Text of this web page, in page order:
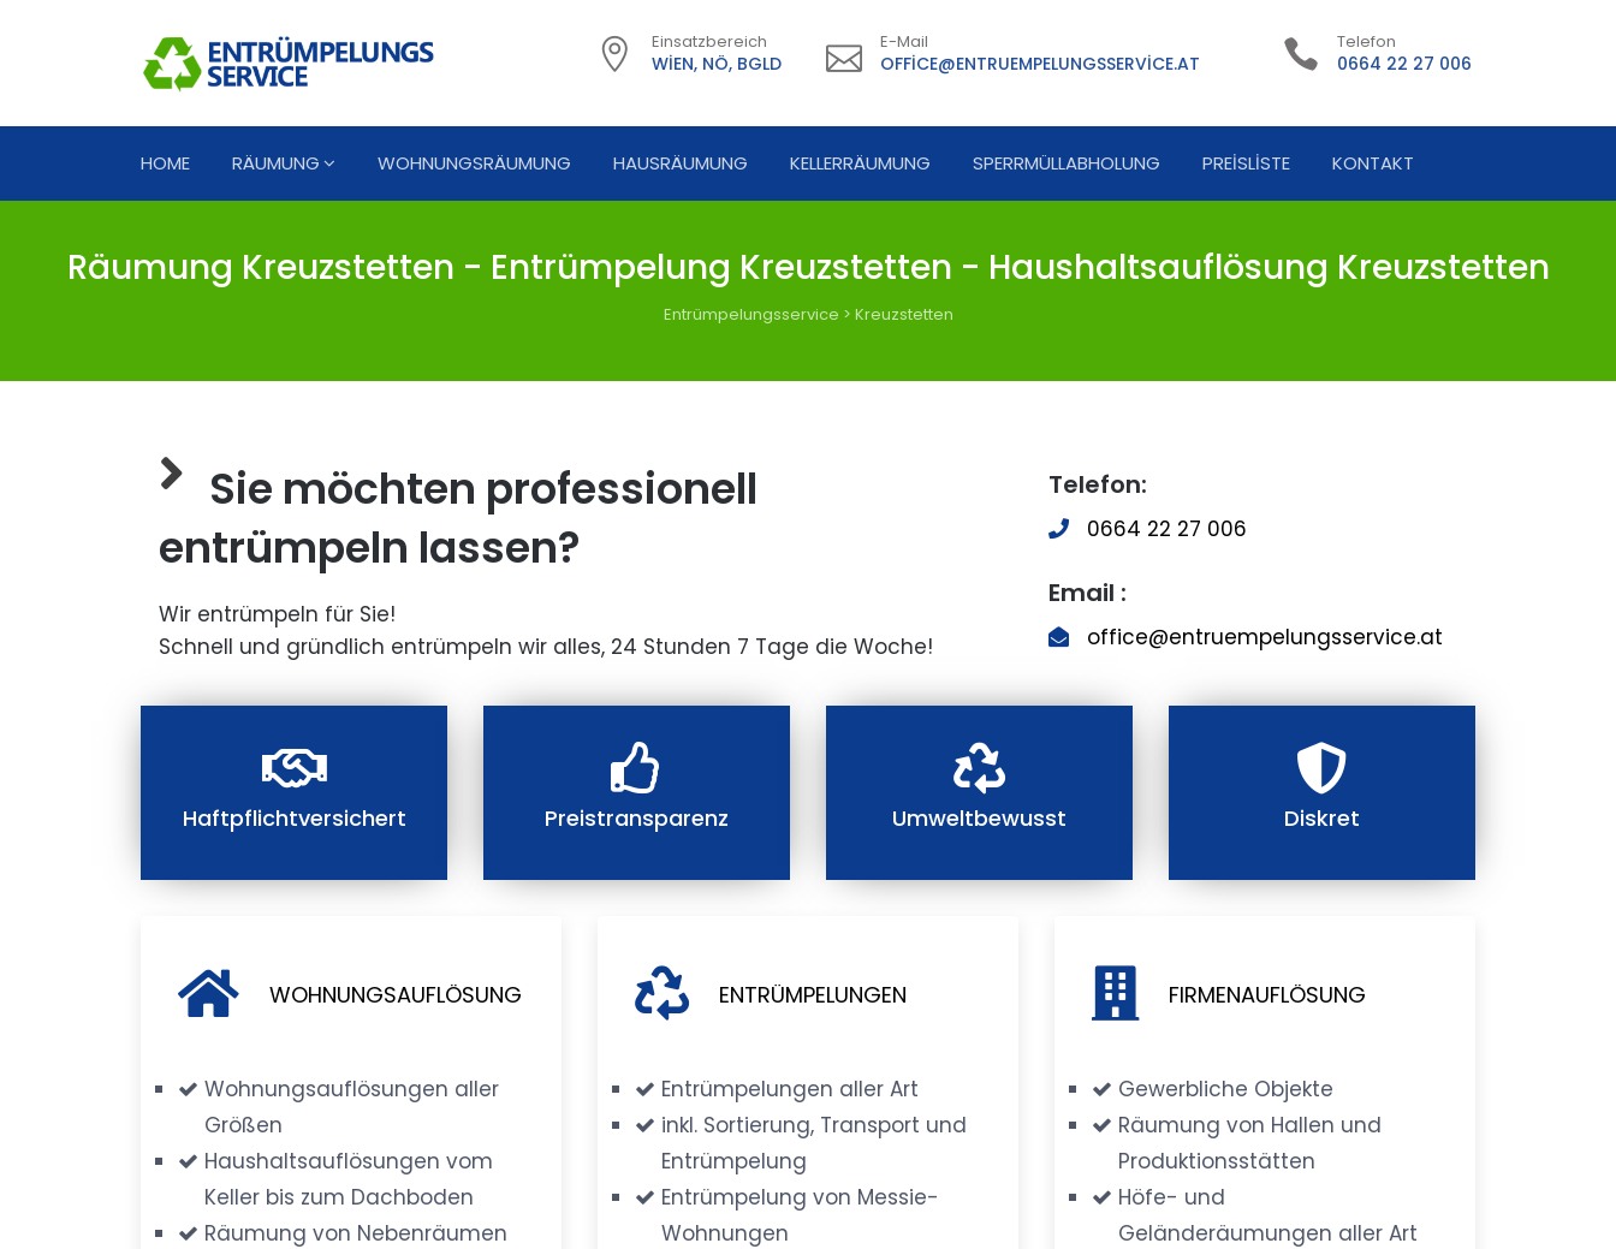
Einsatzbereich
WIEN, NÖ, BGLD
E-Mail
OFFICE@ENTRUEMPELUNGSSERVICE.AT
Telefon
0664 22 27 006
HOME RÄUMUNG WOHNUNGSRÄUMUNG HAUSRÄUMUNG KELLERRÄUMUNG SPERRMÜLLABHOLUNG PREISLISTE KONTAKT
Räumung Kreuzstetten - Entrümpelung Kreuzstetten - Haushaltsauflösung Kreuzstetten
Entrümpelungsservice > Kreuzstetten
Sie möchten professionell
entrümpeln lassen?
Wir entrümpeln für Sie!
Schnell und gründlich entrümpeln wir alles, 24 Stunden 7 Tage die Woche!
Telefon:
0664 22 27 006
Email :
office@entruempelungsservice.at
Haftpflichtversichert Preistransparenz Umweltbewusst Diskret
WOHNUNGSAUFLÖSUNG
Wohnungsauflösungen aller
Größen
Haushaltsauflösungen vom
Keller bis zum Dachboden
Räumung von Nebenräumen
ENTRÜMPELUNGEN
Entrümpelungen aller Art
inkl. Sortierung, Transport und
Entrümpelung
Entrümpelung von Messie-
Wohnungen
FIRMENAUFLÖSUNG
Gewerbliche Objekte
Räumung von Hallen und
Produktionsstätten
Höfe- und
Geländeräumungen aller Art